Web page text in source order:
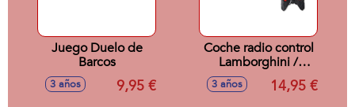
Juego Duelo de
Barcos
3 años 9,95 €
Coche radio control
Lamborghini /
Porsche 911 /
Aston Martin escala
3 años 14,95 €